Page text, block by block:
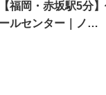
【福岡・赤坂駅5分
ールセンター｜ノ…